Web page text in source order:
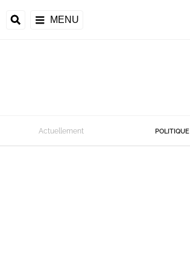
MENU
Actuellement POLITIQUE